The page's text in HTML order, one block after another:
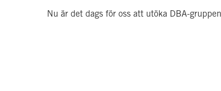
Nu är det dags för oss att utöka